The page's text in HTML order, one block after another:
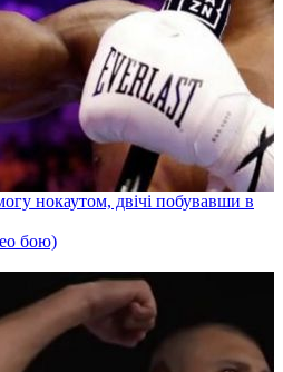
нокаутом, двічі побувавши в
бою)